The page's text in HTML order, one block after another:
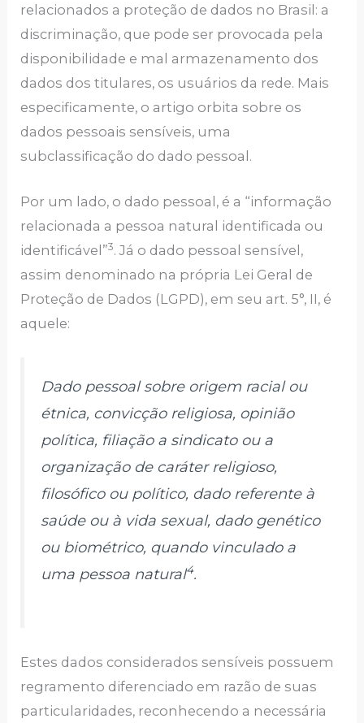
relacionados a proteção de dados no Brasil: a
discriminação, que pode ser provocada pela
disponibilidade e mal armazenamento dos
dados dos titulares, os usuários da rede. Mais
especificamente, o artigo orbita sobre os
dados pessoais sensíveis, uma
subclassificação do dado pessoal.
Por um lado, o dado pessoal, é a “informação
relacionada a pessoa natural identificada ou
identificável”3. Já o dado pessoal sensível,
assim denominado na própria Lei Geral de
Proteção de Dados (LGPD), em seu art. 5°, II, é
aquele:
Dado pessoal sobre origem racial ou
étnica, convicção religiosa, opinião
política, filiação a sindicato ou a
organização de caráter religioso,
filosófico ou político, dado referente à
saúde ou à vida sexual, dado genético
ou biométrico, quando vinculado a
uma pessoa natural4.
Estes dados considerados sensíveis possuem
regramento diferenciado em razão de suas
particularidades, reconhecendo a necessária